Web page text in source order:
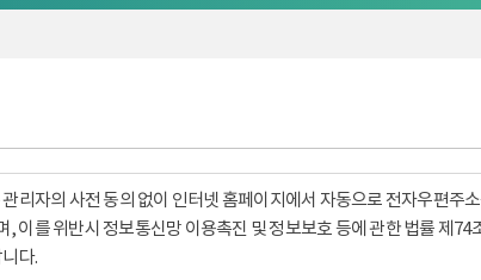
리자의 사전 동의 없이 인터넷 홈페이지에서 자동으로 전자우편주
이를 위반시 정보통신망 이용촉진 및 정보보호 등에 관한 법률 제
다.